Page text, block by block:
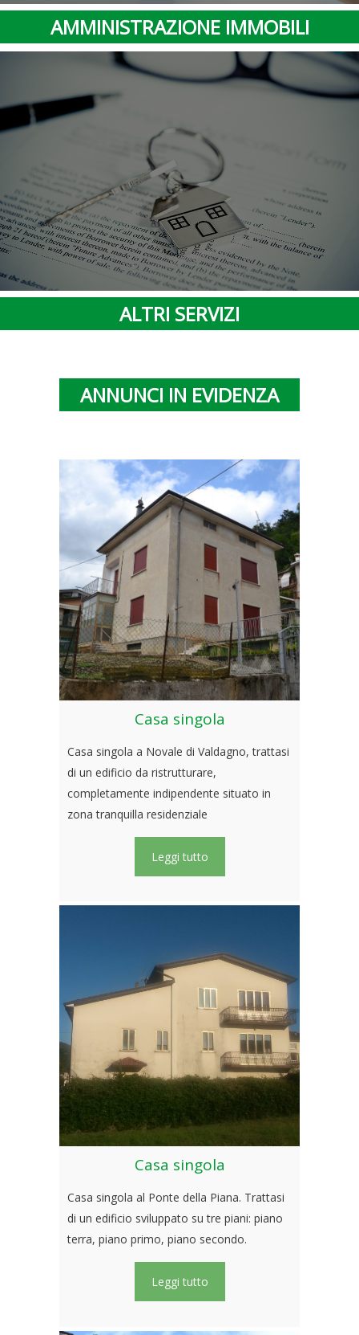
AMMINISTRAZIONE IMMOBILI
ALTRI SERVIZI
ANNUNCI IN EVIDENZA
Casa singola
Casa singola a Novale di Valdagno, trattasi
di un edificio da ristrutturare,
completamente indipendente situato in
zona tranquilla residenziale
Leggi tutto
Casa singola
Casa singola al Ponte della Piana. Trattasi
di un edificio sviluppato su tre piani: piano
terra, piano primo, piano secondo.
Leggi tutto